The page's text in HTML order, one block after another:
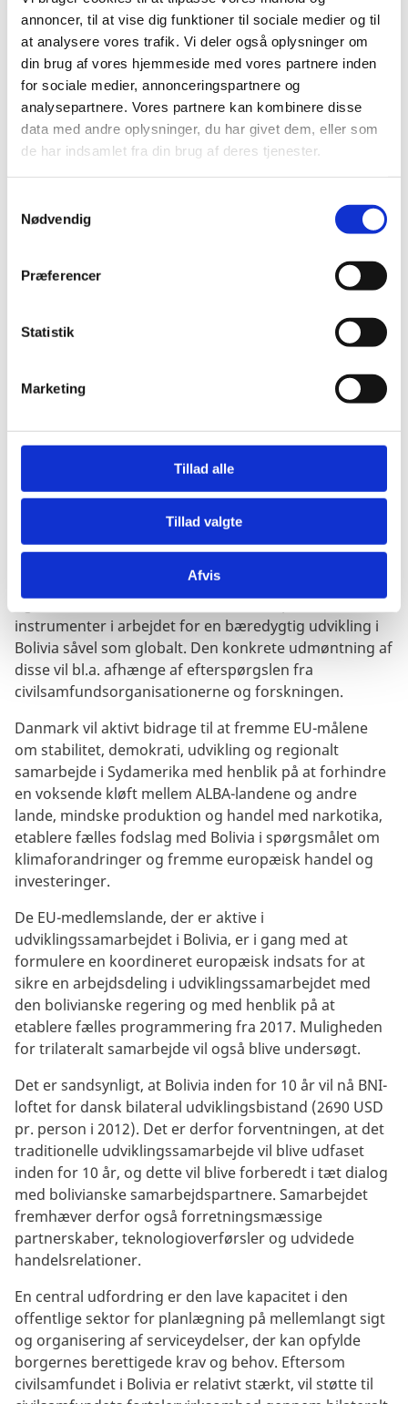
annoncer, til at vise dig funktioner til sociale medier og til
at analysere vores trafik. Vi deler også oplysninger om
din brug af vores hjemmeside med vores partnere inden
for sociale medier, annonceringspartnere og
analysepartnere. Vores partnere kan kombinere disse
data med andre oplysninger, du har givet dem, eller som
de har indsamlet fra din brug af deres tjenester.
Nødvendig
Præferencer
Statistik
Marketing
Tillad alle
Tillad valgte
Afvis
Højkommissær for Menneskerettigheder, der er
repræsenteret i Bolivia. Dialog om vigtige
internationale menneskerettighedsspørgsmål, såsom
kvinders reproduktive og seksuelle rettigheder,
rettigheder for mindretal og oprindelige folk, vil også
være i fokus.
Eftersom Bolivia er et af verdens mest biodiverse
lande og samtidig er et af de lande, der er mest
sårbare over for klimaforandringer, vil fremme af
bæredygtig forvaltning af naturressourcer være vigtig,
globale fremtid. Bedre lovgivning, participatorisk
forvaltning og nye teknologier i forbindelse med
udvinding af naturressourcer kan hjælpe med at
mindske fattigdommen nu og samtidig bevare
generationer.
Danidas erhvervsinstrumenter, vil være de centrale
danske instrumenter til en positiv miljøudvikling. En
aktiv politisk dialog med Bolivia, især hvad angår
bæredygtig udvikling og klimaforandringer nationalt
og internationalt, vil også være i fokus.
Støtte gennem danske civilsamfundsorganisationer
og forskningssamarbejder er stadig meget relevant,
og vil fortsat være en del af de danske politiske
instrumenter i arbejdet for en bæredygtig udvikling i
Bolivia såvel som globalt. Den konkrete udmøntning af
disse vil bl.a. afhænge af efterspørgslen fra
civilsamfundsorganisationerne og forskningen.
Danmark vil aktivt bidrage til at fremme EU-målene
om stabilitet, demokrati, udvikling og regionalt
samarbejde i Sydamerika med henblik på at forhindre
en voksende kløft mellem ALBA-landene og andre
lande, mindske produktion og handel med narkotika,
etablere fælles fodslag med Bolivia i spørgsmålet om
klimaforandringer og fremme europæisk handel og
investeringer.
De EU-medlemslande, der er aktive i
udviklingssamarbejdet i Bolivia, er i gang med at
formulere en koordineret europæisk indsats for at
sikre en arbejdsdeling i udviklingssamarbejdet med
den bolivianske regering og med henblik på at
etablere fælles programmering fra 2017. Muligheden
for trilateralt samarbejde vil også blive undersøgt.
Det er sandsynligt, at Bolivia inden for 10 år vil nå BNI-
loftet for dansk bilateral udviklingsbistand (2690 USD
pr. person i 2012). Det er derfor forventningen, at det
traditionelle udviklingssamarbejde vil blive udfaset
inden for 10 år, og dette vil blive forberedt i tæt dialog
med bolivianske samarbejdspartnere. Samarbejdet
fremhæver derfor også forretningsmæssige
partnerskaber, teknologioverførsler og udvidede
handelsrelationer.
En central udfordring er den lave kapacitet i den
offentlige sektor for planlægning på mellemlangt sigt
og organisering af serviceydelser, der kan opfylde
borgernes berettigede krav og behov. Eftersom
civilsamfundet i Bolivia er relativt stærkt, vil støtte til